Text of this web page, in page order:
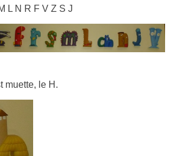
L N R F V Z S J
muette, le H.